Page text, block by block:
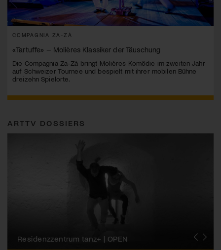
COMPAGNIA ZA-ZÀ
«Tartuffe» – Molières Klassiker der Täuschung
Die Compagnia Za-Zà bringt Molières Komödie im zweiten Jahr
auf Schweizer Tournee und bespielt mit ihrer mobilen Bühne
dreizehn Spielorte.
ARTTV DOSSIERS
Migros-Kulturprozent | Tanzfestival Steps
Residenzzentrum tanz+ | OPEN
Tanzszene Schweiz